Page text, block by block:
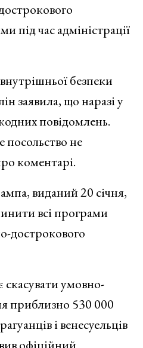
під час адміністрації
безпеки
заявила, що наразі у
повідомлень.
посольство не
коментарі.
виданий 20 січня,
всі програми
дострокового
скасувати умовно-
приблизно 530 000
і венесуельців